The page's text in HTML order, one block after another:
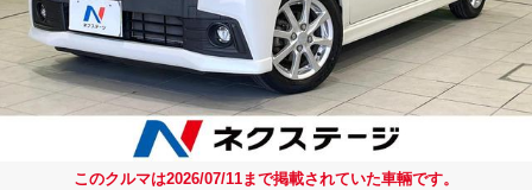
このクルマは2026/07/11まで掲載されていた車輛です。